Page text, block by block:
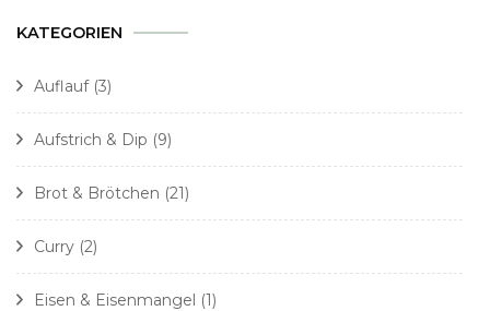
KATEGORIEN
Auflauf(3)
Aufstrich & Dip (9)
Brot & Brötchen (21)
Curry (2)
Eisen & Eisenmangel (1)